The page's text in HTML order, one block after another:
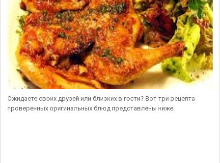
Ожидаете своих друзей или близких в гости? Вот три рецепта
проверенных оригинальных блюд представлены ниже.